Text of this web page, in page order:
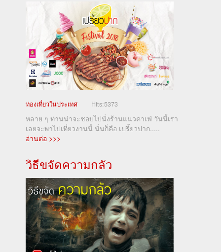
ท่องเที่ยวในประเทศ Hits:5373
หลาย ๆ ท่านน่าจะชอบไปนั่งร้านแนวคาเฟ่ วันนี้เรา
เลยจะพาไปเที่ยวงานนี้ นั่นก็คือ เปรี้ยวปาก.....
อ่านต่อ >>>
วิธีขจัดความกลัว